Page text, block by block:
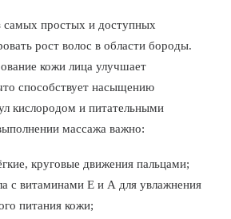
простых и доступных
рост волос в области бороды.
кожи лица улучшает
способствует насыщению
кислородом и питательными
массажа важно:
круговые движения пальцами;
с витаминами Е и А для увлажнения
питания кожи;